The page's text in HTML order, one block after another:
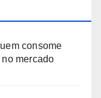
consome
mercado